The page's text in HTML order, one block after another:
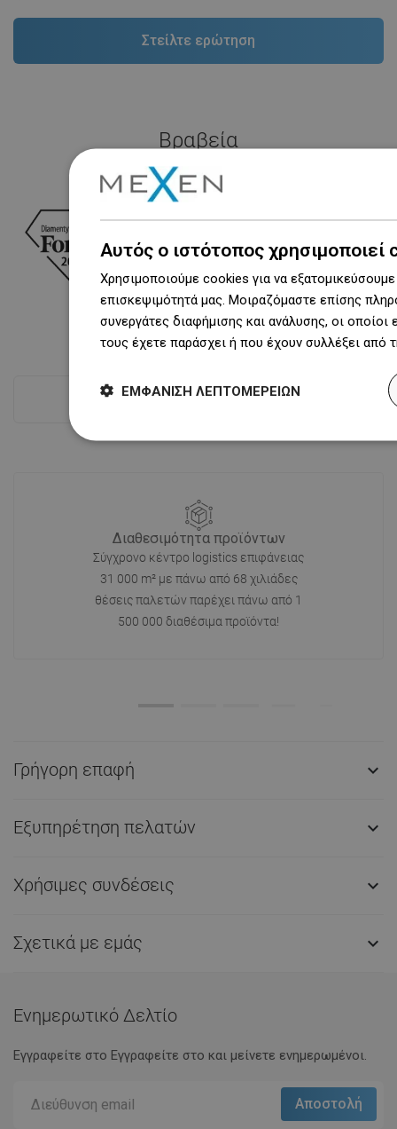
Βραβεία
Δες όλα
Διαθεσιμότητα προϊόντων
Σύγχρονο κέντρο logistics επιφάνειας
31 000 m² με πάνω από 68 χιλιάδες
θέσεις παλετών παρέχει πάνω από 1
500 000 διαθέσιμα προϊόντα!
Γρήγορη επαφή 
Εξυπηρέτηση πελατών 
Χρήσιμες συνδέσεις 
Σχετικά με εμάς 
Ενημερωτικό Δελτίο
Εγγραφείτε στο Eγγραφείτε στο και μείνετε ενημερωμένοι.
Αυτός ο ιστότοπος χρησιμοποιεί
Χρησιμοποιούμε cookies για να
επισκεψιμότητά μας. Μοιραζόμαστε επίσης
συνεργάτες διαφήμισης και ανάλυσης, οι
τους έχετε παράσχει ή που έχουν συλλέξει
ΕΜΦΆΝΙΣΗ ΛΕΠΤΟΜΕΡΕΙΏΝ